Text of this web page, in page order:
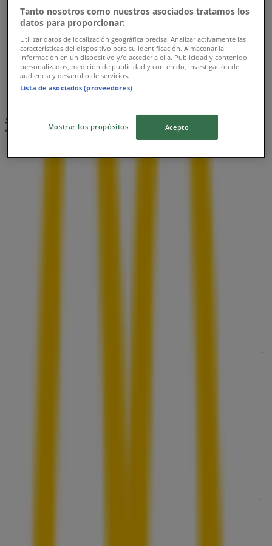
近くのお店
宮城県仙台市青葉区中央2丁目4-10 ガレリアクリスロ-
宮城県仙台市青葉区中央2-4-5 アルボーレ仙台3F・4F,
Tanto nosotros como nuestros asociados tratamos los
datos para proporcionar:
Utilizar datos de localización geográfica precisa. Analizar activamente las
características del dispositivo para su identificación. Almacenar la
información en un dispositivo y/o acceder a ella. Publicidad y contenido
personalizados, medición de publicidad y contenido, investigación de
audiencia y desarrollo de servicios.
Lista de asociados (proveedores)
Mostrar los propósitos Acepto